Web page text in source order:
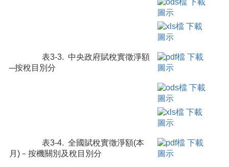
表3-3. 中央政府賦稅實徵淨額
─按稅目別分
表3-4. 全國賦稅實徵淨額(本
月)－按機關別及稅目別分